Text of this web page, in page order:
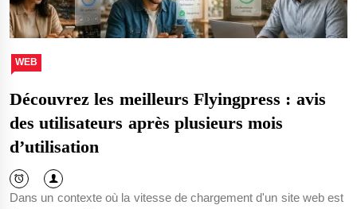
WEB
Découvrez les meilleurs Flyingpress : avis
des utilisateurs après plusieurs mois
d’utilisation
Dans un contexte où la vitesse de chargement d'un site web est